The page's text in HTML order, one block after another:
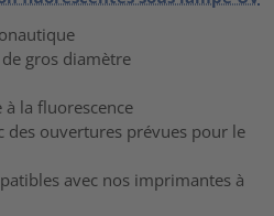
gros diamètre
la fluorescence
des ouvertures prévues pour le
avec nos imprimantes à